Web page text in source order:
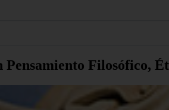
Pensamiento Filosófico,